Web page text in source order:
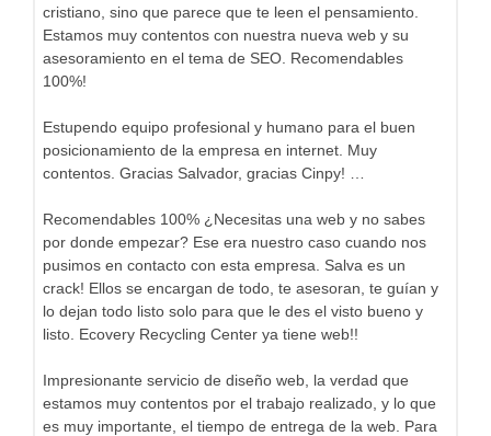
cristiano, sino que parece que te leen el pensamiento.
Estamos muy contentos con nuestra nueva web y su
asesoramiento en el tema de SEO. Recomendables
100%!
Estupendo equipo profesional y humano para el buen
posicionamiento de la empresa en internet. Muy
contentos. Gracias Salvador, gracias Cinpy! …
Recomendables 100% ¿Necesitas una web y no sabes
por donde empezar? Ese era nuestro caso cuando nos
pusimos en contacto con esta empresa. Salva es un
crack! Ellos se encargan de todo, te asesoran, te guían y
lo dejan todo listo solo para que le des el visto bueno y
listo. Ecovery Recycling Center ya tiene web!!
Impresionante servicio de diseño web, la verdad que
estamos muy contentos por el trabajo realizado, y lo que
es muy importante, el tiempo de entrega de la web. Para